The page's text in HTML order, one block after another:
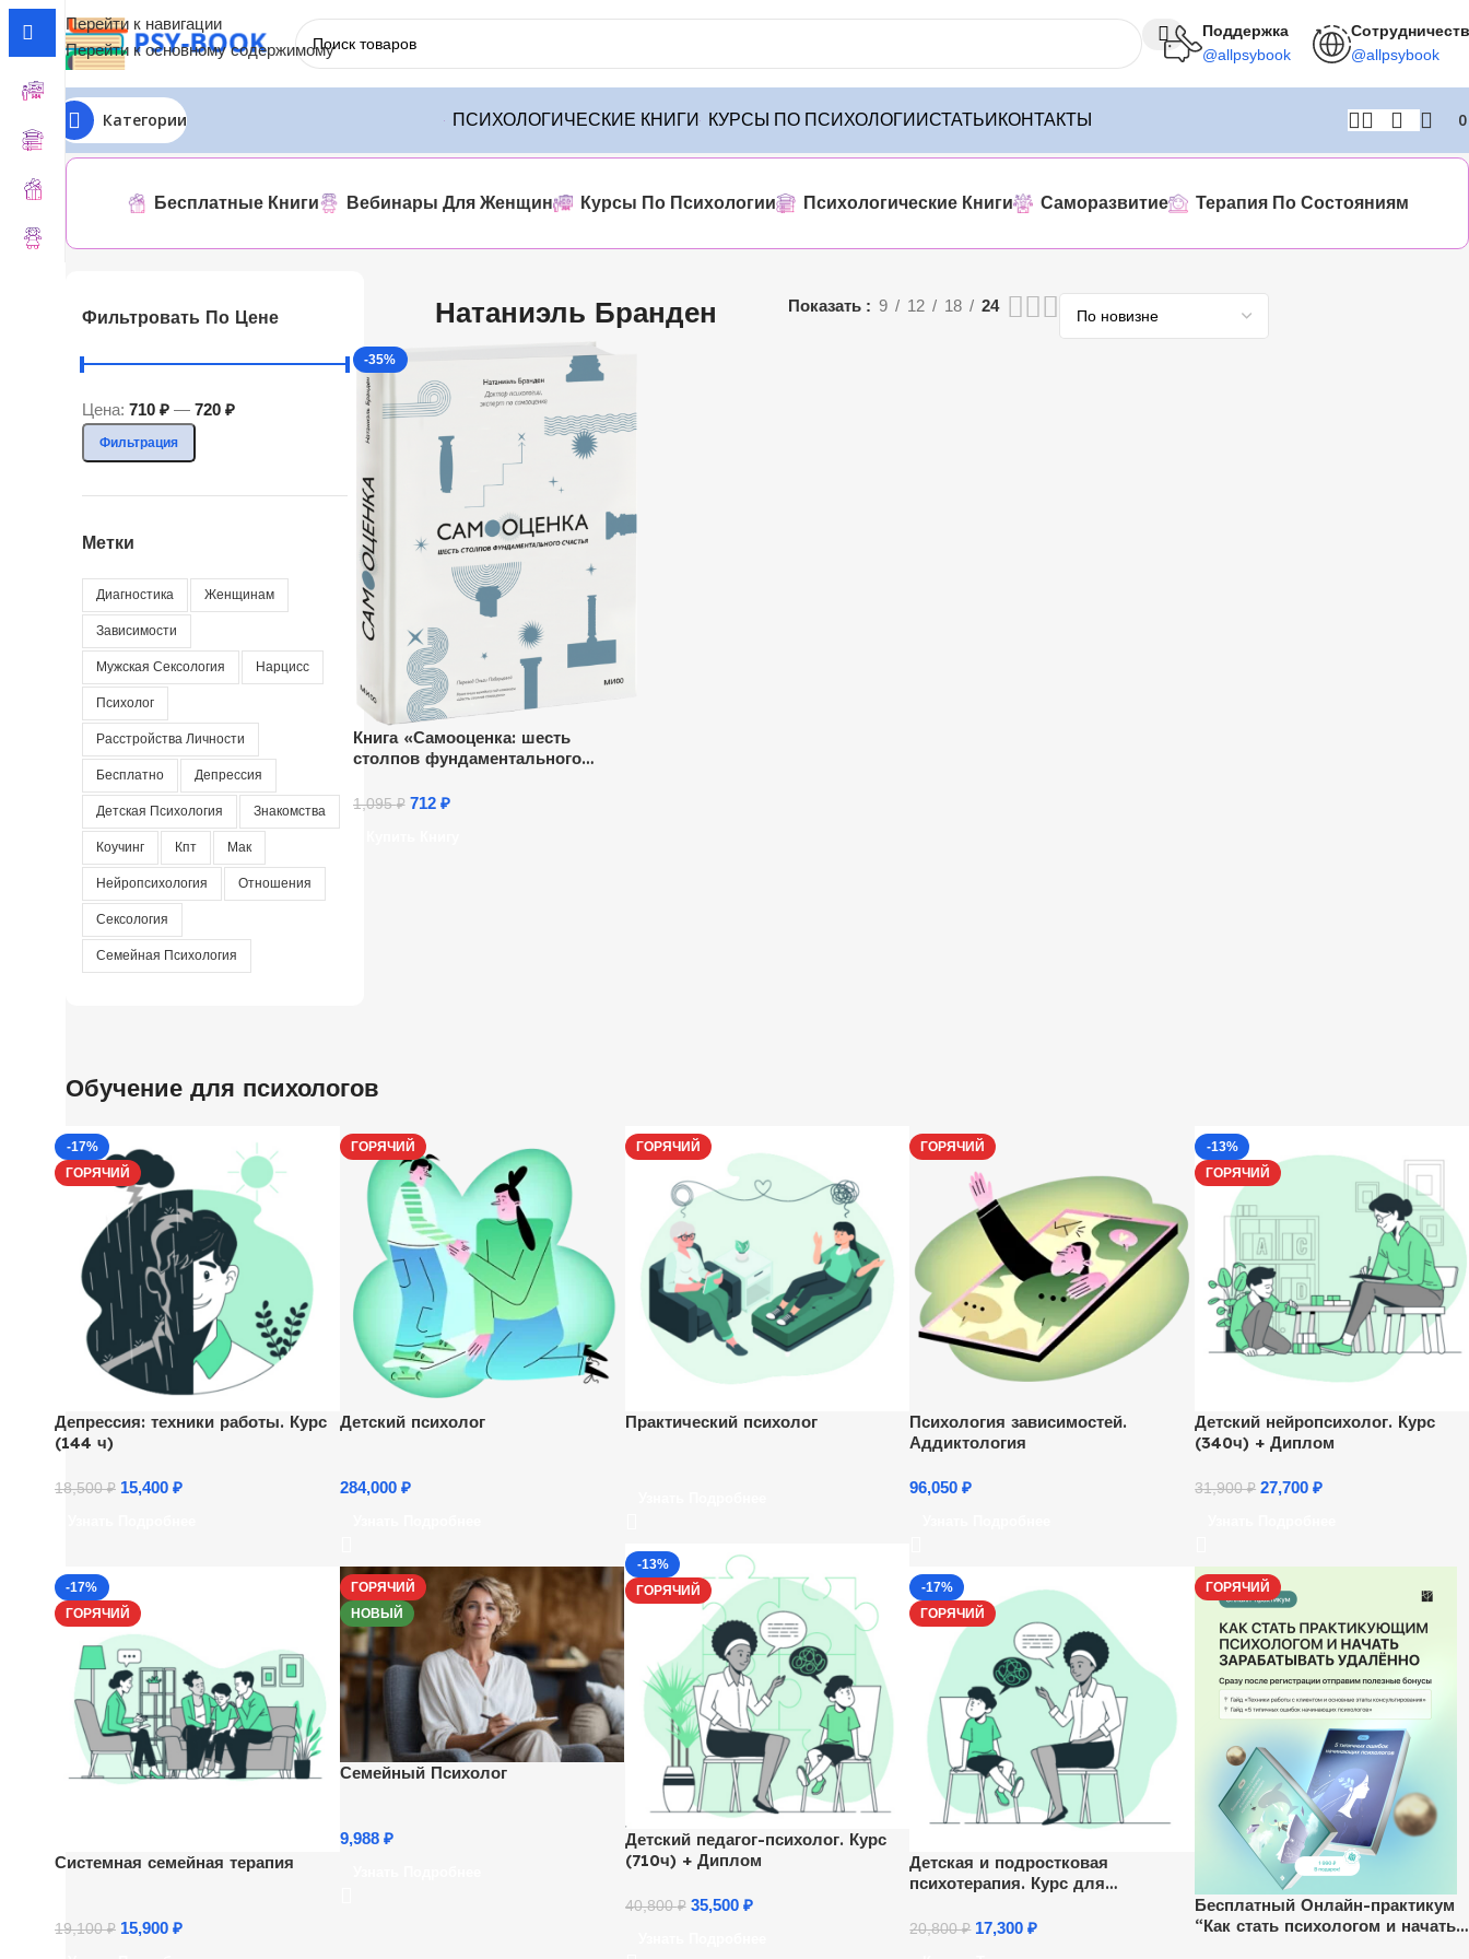
Перейти к навигации
Перейти к основному содержимому
Поддержка
@allpsybook @allpsybook
Категории ПСИХОЛОГИЧЕСКИЕ КНИГИ КУРСЫ ПО ПСИХОЛОГИИСТАТЬИ КОНТАКТЫ
Главная Натаниэль Бранден
Бесплатные Книги Вебинары Для Женщин Курсы По Психологии Психологические Книги Саморазвитие Терапия По Состояниям
Фильтровать По Цене
Фильтрация
Цена: 710 ₽ — 720 ₽
Метки
Диагностика Женщинам
Зависимости
Мужская Сексология Нарцисс
Психолог
Расстройства Личности
Бесплатно Депрессия
Детская Психология Знакомства
Коучинг Кпт Мак
Нейропсихология Отношения
Сексология
Семейная Психология
Натаниэль Бранден Показать 9 12 18 24
-35%
Книга «Самооценка: шесть
столпов фундаментального
1,095₽ 712 ₽
Обучение для психологов
-17%
ГОРЯЧИЙ
Депрессия: техники работы. Курс
(144 ч)
18,500₽ 15,400 ₽
ГОРЯЧИЙ
Детский психолог
284,000 ₽
ГОРЯЧИЙ
Практический психолог
ГОРЯЧИЙ
Психология зависимостей.
Аддиктология
96,050₽
-13%
ГОРЯЧИЙ
Детский нейропсихолог. Курс
(340ч) + Диплом
31,900₽ 27,700₽
-13%
ГОРЯЧИЙ
Детский педагог-психолог. Курс
(710ч) + Диплом
40,800₽ 35,500 ₽
-17%
ГОРЯЧИЙ
Системная семейная терапия
19,100₽ 15,900 ₽
ГОРЯЧИЙ
НОВЫЙ
Семейный Психолог
9,988 ₽
-17%
ГОРЯЧИЙ
Детская и подростковая
психотерапия. Курс для
20,800₽ 17,300₽
ГОРЯЧИЙ
Бесплатный Онлайн-практикум
“Как стать психологом и начать